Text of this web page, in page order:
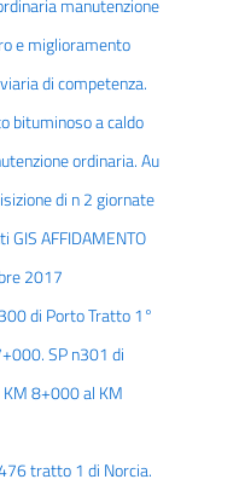
manutenzione
e miglioramento
di competenza.
bituminoso a caldo
ordinaria. Au
di n 2 giornate
AFFIDAMENTO
2017
di Porto Tratto 1°
SP n301 di
8+000 al KM
tratto 1 di Norcia.